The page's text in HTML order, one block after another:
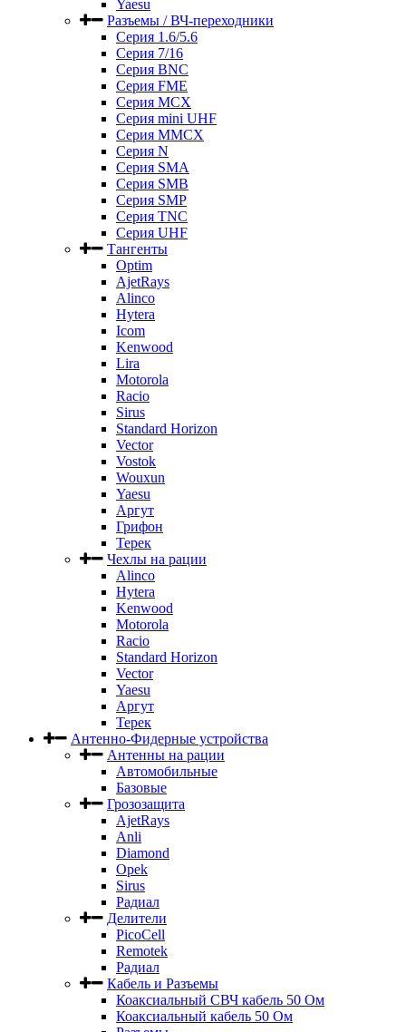
Yaesu
Разъемы / ВЧ-переходники
Серия 1.6/5.6
Серия 7/16
Серия BNC
Серия FME
Серия MCX
Серия mini UHF
Серия MMCX
Серия N
Серия SMA
Серия SMB
Серия SMP
Серия TNC
Серия UHF
Тангенты
Optim
AjetRays
Alinco
Hytera
Icom
Kenwood
Lira
Motorola
Racio
Sirus
Standard Horizon
Vector
Vostok
Wouxun
Yaesu
Аргут
Грифон
Терек
Чехлы на рации
Alinco
Hytera
Kenwood
Motorola
Racio
Standard Horizon
Vector
Yaesu
Аргут
Терек
Антенно-Фидерные устройства
Антенны на рации
Автомобильные
Базовые
Грозозащита
AjetRays
Anli
Diamond
Opek
Sirus
Радиал
Делители
PicoCell
Remotek
Радиал
Кабель и Разъемы
Коаксиальный СВЧ кабель 50 Ом
Коаксиальный кабель 50 Ом